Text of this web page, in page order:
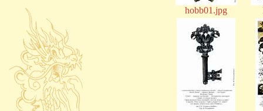
hobb01.jpg